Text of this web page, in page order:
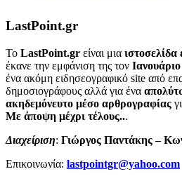
LastPoint.gr
To LastPoint.gr είναι μια
έκανε την εμφάνιση της τον
ένα ακόμη ειδησεογραφικό site από
δημοσιογράφους αλλά για ένα
ακηδεμόνευτο μέσο αρθρογραφίας
Με άποψη μέχρι τέλους...
Διαχείριση: Γιώργος Παντάκης –
Επικοινωνία: lastpointgr@yahoo.com